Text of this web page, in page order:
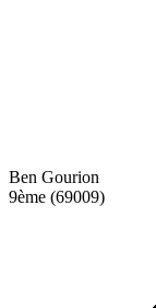
Ben Gourion
9ème (69009)